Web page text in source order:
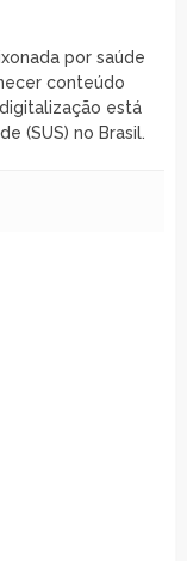
por saúde
conteúdo
está
(SUS) no Brasil.